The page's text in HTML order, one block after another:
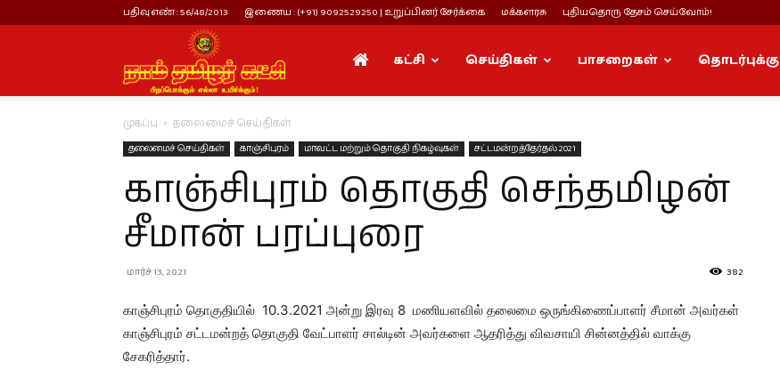
பதிவு எண் : 56/48/2013 இணைய : (+91) 9092529250 | உறுப்பினர் சேர்க்கை மக்களரசு புதியதொரு தேசம் செய்வோம்!
நாம்
தமிழர்
கட்சி
கட்சி செய்திகள் பாசறைகள் தொடர்புக்கு
முகப்பு தலைமைச் செய்திகள்
தலைமைச் செய்திகள் காஞ்சிபுரம் மாவட்ட மற்றும் தொகுதி நிகழ்வுகள் சட்டமன்றத்தேர்தல் 2021
காஞ்சிபுரம் தொகுதி செந்தமிழன்
சீமான் பரப்புரை
மார்ச் 13, 2021 382
காஞ்சிபுரம் தொகுதியில் 10.3.2021 அன்று இரவு 8 மணியளவில் தலைமை ஒருங்கிணைப்பாளர் சீமான் அவர்கள்
காஞ்சிபுரம் சட்டமன்றத் தொகுதி வேட்பாளர் சால்டின் அவர்களை ஆதரித்து விவசாயி சின்னத்தில் வாக்கு
சேகரித்தார்.